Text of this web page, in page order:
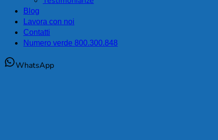
Blog
Lavora con noi
Contatti
Numero verde 800.300.848
WhatsApp